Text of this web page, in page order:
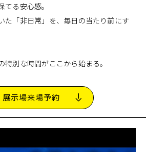
る安心感。
た「非日常」を、毎日の当たり前にす
別な時間がここから始まる。
展示場来場予約